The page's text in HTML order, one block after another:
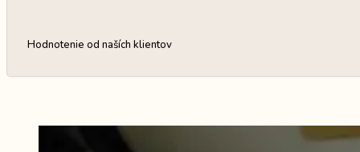
Hodnotenie od naších klientov